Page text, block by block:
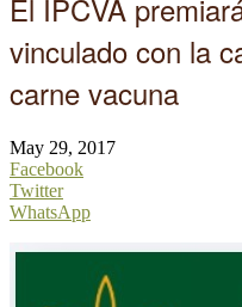
El IPCVA
vinculado con la
carne vacuna
May 29, 2017
Facebook
Twitter
WhatsApp